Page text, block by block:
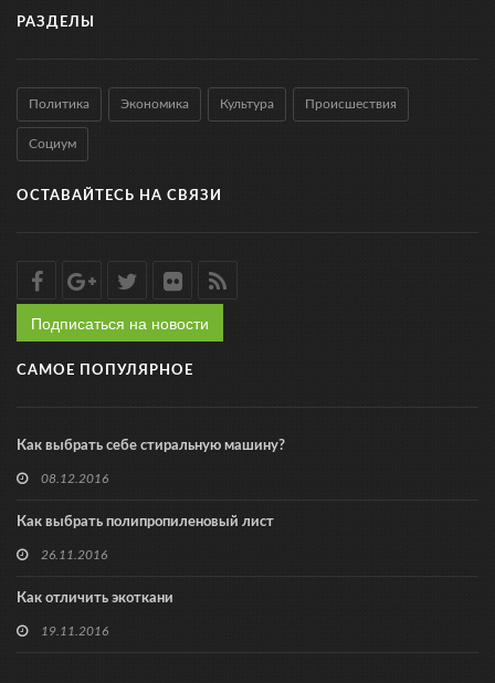
РАЗДЕЛЫ
Политика Экономика Культура Происшествия
Социум
ОСТАВАЙТЕСЬ НА СВЯЗИ
Подписаться на новости
САМОЕ ПОПУЛЯРНОЕ
Как выбрать себе стиральную машину?
08.12.2016
Как выбрать полипропиленовый лист
26.11.2016
Как отличить экоткани
19.11.2016